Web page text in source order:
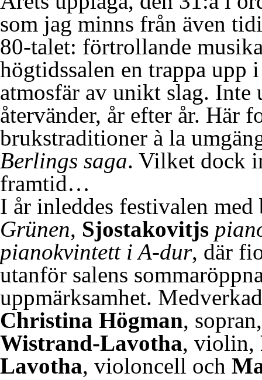
som jag minns från även
80-talet: förtrollande
högtidssalen en trappa upp
atmosfär av unikt slag. Inte
återvänder, år efter år. Här
brukstraditioner à la
Berlings saga. Vilket dock
framtid…
I år inleddes festivalen
Grünen, Sjostakovitjs
pianokvintett i A-dur, där
utanför salens
uppmärksamhet.
Christina Högman,
Wistrand-Lavotha, violin,
Lavotha, violoncell och